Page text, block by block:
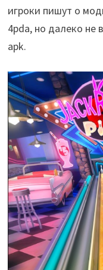
игроки пишут о
4pda, но далеко не
apk.